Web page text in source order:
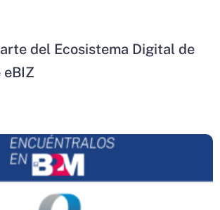
del Ecosistema Digital de
eBIZ